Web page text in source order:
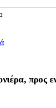
προς